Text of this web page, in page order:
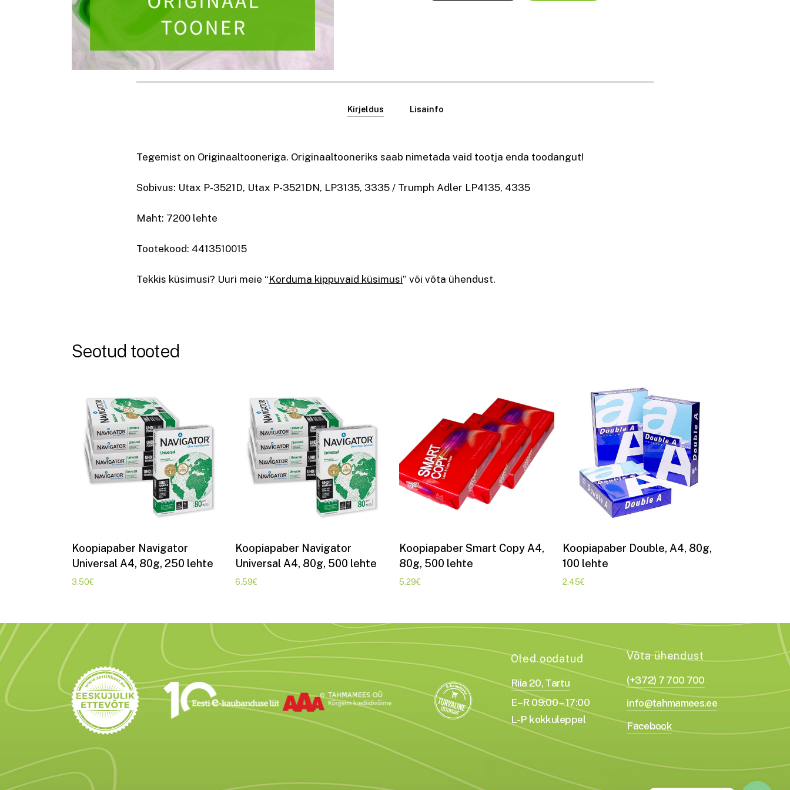
Kirjeldus Lisainfo
Tegemist on Originaaltooneriga. Originaaltooneriks saab nimetada vaid tootja enda toodangut!
Sobivus: Utax P-3521D, Utax P-3521DN, LP3135, 3335 / Trumph Adler LP4135, 4335
Maht: 7200 lehte
Tootekood: 4413510015
Tekkis küsimusi? Uuri meie “Korduma kippuvaid küsimusi” või võta ühendust.
Seotud tooted
Lisa korvi
Koopiapaber Navigator
Universal A4, 80g, 250 lehte
3.50€
Lisa korvi
Koopiapaber Navigator
Universal A4, 80g, 500 lehte
6.59€
Lisa korvi
Koopiapaber Smart Copy A4,
80g, 500 lehte
5.29€
Lisa korvi
Koopiapaber Double, A4, 80g,
100 lehte
2.45€
Oled oodatud
Riia 20, Tartu
E–R 09:00 – 17:00
L-P kokkuleppel
Võta ühendust
(+372) 7 700 700
info@tahmamees.ee
Facebook